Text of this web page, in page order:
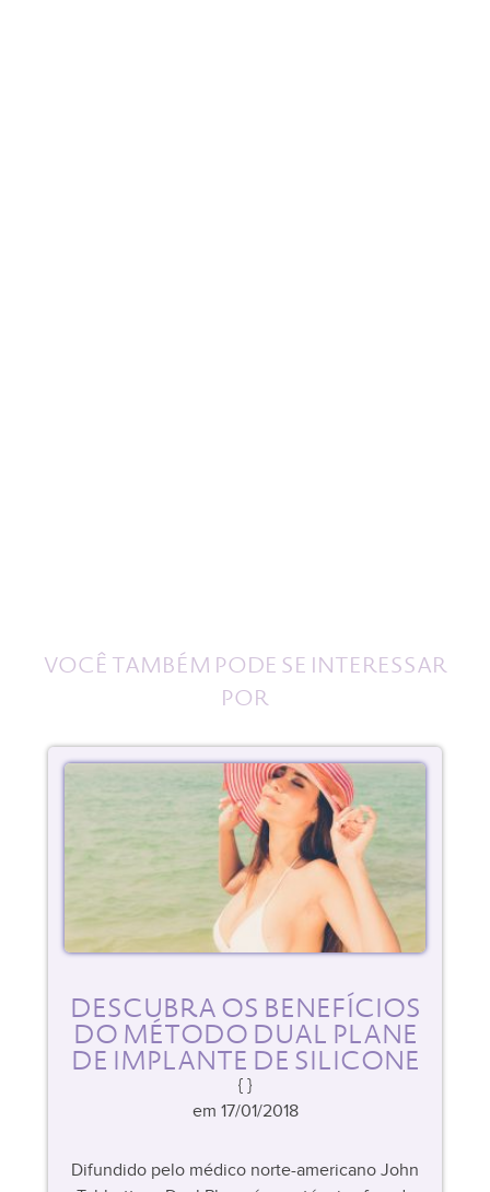
VOCÊ TAMBÉM PODE SE INTERESSAR
POR
DESCUBRA OS BENEFÍCIOS
DO MÉTODO DUAL PLANE
DE IMPLANTE DE SILICONE
em 17/01/2018
Difundido pelo médico norte-americano John